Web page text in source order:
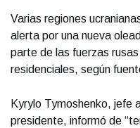
Varias regiones
alerta por una nueva
parte de las fuerzas
residenciales, según
Kyrylo Tymoshenko, jefe
presidente, informó de